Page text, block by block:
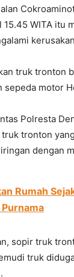
WITA itu
truk tronton
sepeda motor
Polresta
tronton
dengan
Rumah
sopir truk
truk